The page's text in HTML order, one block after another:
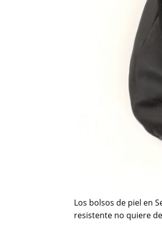
Los bolsos de piel en
resistente no quiere